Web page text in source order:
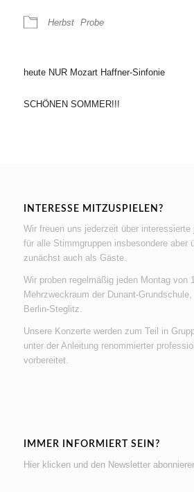
Herbst Probe
heute NUR Mozart Haffner-Sinfonie
SCHÖNEN SOMMER!!!
INTERESSE MITZUSPIELEN?
Wir freuen uns jederzeit über interessierte
für alle Stimmgruppen insbesondere aber
zunächst auch als Gäste.
Wir proben regelmäßig jeden Montag von
Mehrzweckraum der Dunant-
Berlin-Steglitz.
Unsere Konzerte werden zum Teil in
unter der Anleitung renommierter
vorbereitet.
IMMER INFORMIERT SEIN?
Hier klicken und den Newsletter